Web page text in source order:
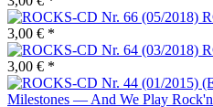
3,00 € *
3,00 € *